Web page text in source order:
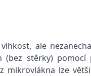
ale
stěrky) pomocí
mikrovlákna lze